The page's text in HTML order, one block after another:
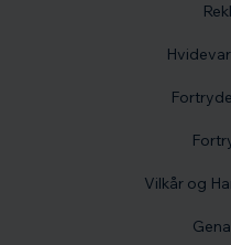
Vilkår og